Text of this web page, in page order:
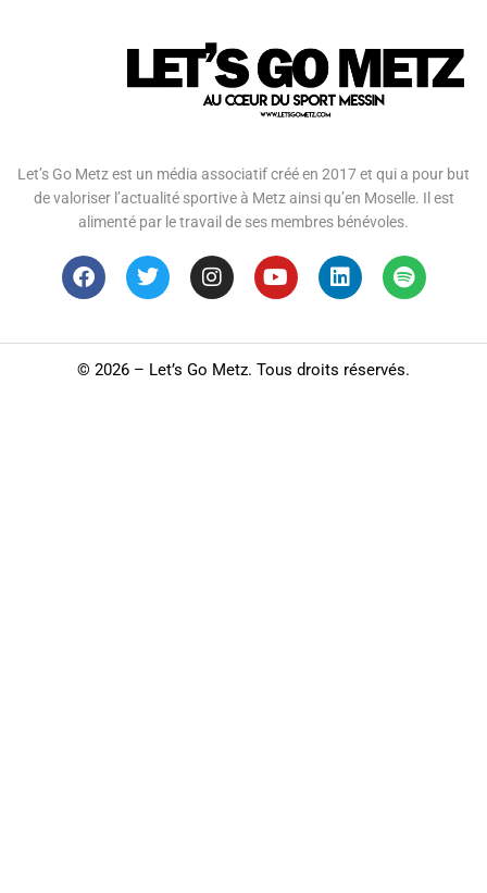
Let’s Go Metz est un média associatif créé en 2017 et qui a pour but
de valoriser l’actualité sportive à Metz ainsi qu’en Moselle. Il est
alimenté par le travail de ses membres bénévoles.
© 2026 – Let’s Go Metz. Tous droits réservés.